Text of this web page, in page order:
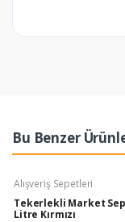
Bu Benzer
Alışveriş Sepetleri
Tekerlekli Market
Litre Kırmızı